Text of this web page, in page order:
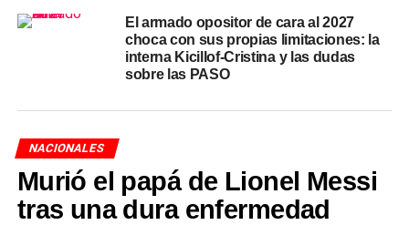
Las amenazas que describió en
la audiencia
declaración. Según describió ante el tribunal, en la sala
una persona corpulenta de espaldas, el fallecido juez
Bonadio y el fiscal Stornelli. Y recordó que, en esa etapa
El armado opositor de cara al 2027
choca con sus propias limitaciones: la
interna Kicillof-Cristina y las dudas
sobre las PASO
NACIONALES
Murió el papá de Lionel Messi
tras una dura enfermedad